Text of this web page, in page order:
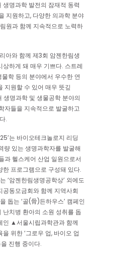
명과학 발전의 잠재적 동력
지원하고, 다양한 의과학 분야
원과 함께 지속적으로 노력하
아와 함께 제3회 암젠한림생
하게 돼 매우 기쁘다. 스트레
학 등의 분야에서 우수한 연
지원할 수 있어 매우 뜻깊
생명과학 및 생물공학 분야의
자들을 지속적으로 발굴하고
.
는 바이오테크놀로지 리딩
량 있는 생명과학자를 발굴해
과 헬스케어 산업 일원으로서
프로그램으로 구성돼 있다.
‘암젠한림생명공학상’ 외에도
동모금회와 함께 지역사회
돕는 ‘골(骨)든하우스’ 캠페인
치병 환아의 소원 성취를 돕
인 ▲서울시립과학관과 함께
위한 ‘그로우 업, 바이오 업
진행 중이다.